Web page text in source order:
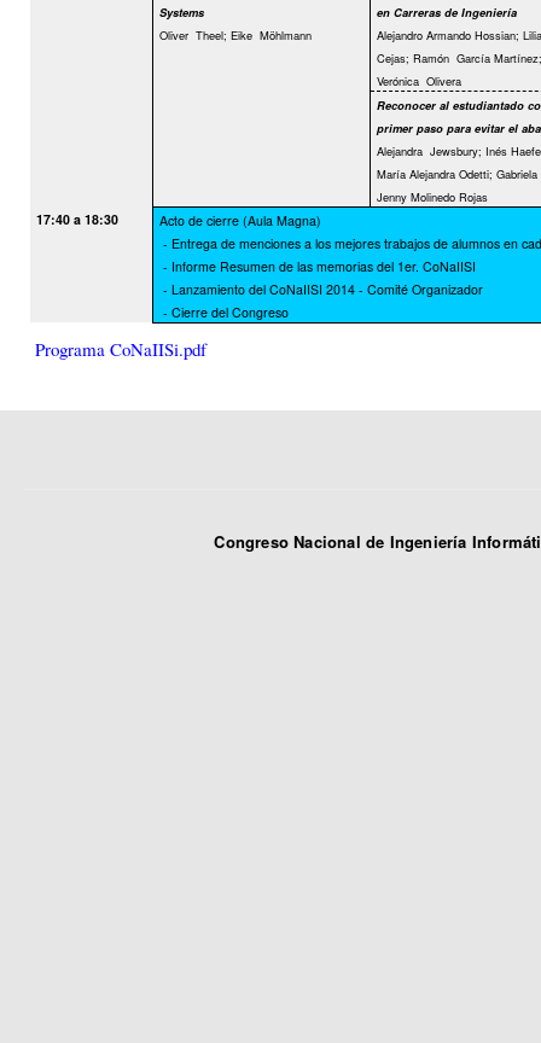
Systems
Oliver Theel; Eike Möhlmann
en Carreras de Ingeniería
Alejandro Armando Hossian;
Cejas; Ramón García Martínez;
Verónica Olivera
Reconocer al estudiantado
primer paso para evitar el
Alejandra Jewsbury; Inés
María Alejandra Odetti;
Jenny Molinedo Rojas
17:40 a 18:30
Acto de cierre (Aula Magna)
- Entrega de menciones a los mejores trabajos de alumnos en
- Informe Resumen de las memorias del 1er. CoNaIISI
- Lanzamiento del CoNaIISI 2014 - Comité Organizador
- Cierre del Congreso
Programa CoNaIISi.pdf
Congreso Nacional de Ingeniería